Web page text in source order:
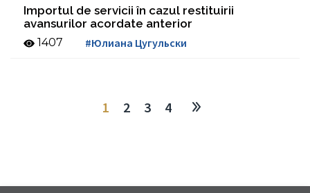
Importul de servicii în cazul restituirii
avansurilor acordate anterior
1407 #Юлиана Цугульски
1 2 3 4